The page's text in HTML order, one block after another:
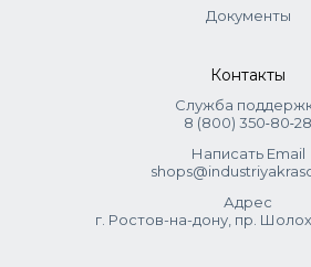
Lanolin, Persea Gratissma (Avocado)
No.11 /Green No.6 / Violet No.2
Документы
Контакты
Служба
8 (800) 350‑80‑28
Написать Email
Адрес
г. Ростов-на-дону, пр.